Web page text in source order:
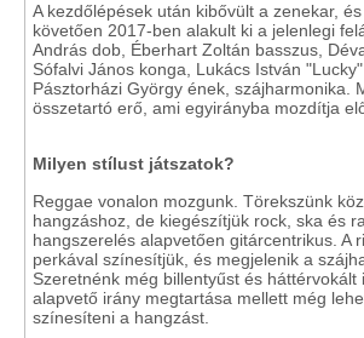
A kezdőlépések után kibővült a zenekar,
követően 2017-ben alakult ki a jelenlegi
András dob, Éberhart Zoltán basszus,
Sófalvi János konga, Lukács István
Pásztorházi György ének, szájharmonika.
összetartó erő, ami egyirányba mozdítja
Milyen stílust játszatok?
Reggae vonalon mozgunk. Törekszünk
hangzáshoz, de kiegészítjük rock, ska és
hangszerelés alapvetően gitárcentrikus. A
perkával színesítjük, és megjelenik a
Szeretnénk még billentyűst és háttérvokált
alapvető irány megtartása mellett még
színesíteni a hangzást.